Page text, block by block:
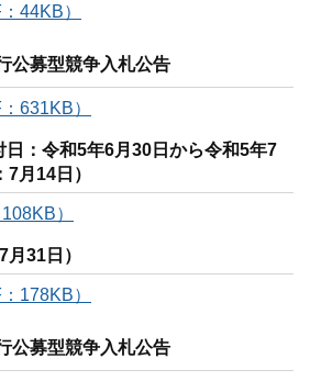
44KB）
公募型競争入札公告
631KB）
日：令和5年6月30日から令和5年7
月14日）
）
31日）
178KB）
公募型競争入札公告